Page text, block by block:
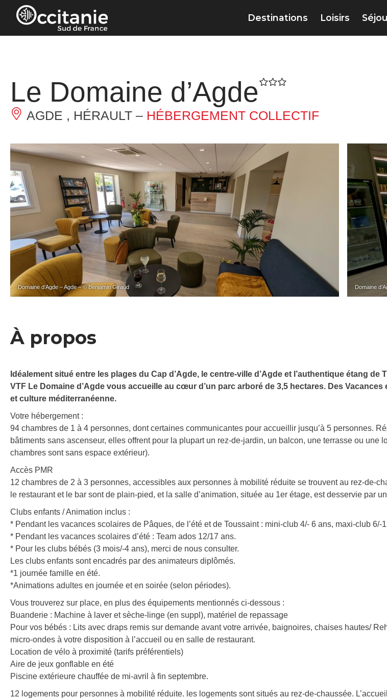
Panneau de gestion des cookies
Destinations Loisirs
Le Domaine d’Agde
AGDE , HÉRAULT – HÉBERGEMENT COLLECTIF
Domaine d’Agde – Agde – © Benjamin Giraud Domaine
À propos
Idéalement situé entre les plages du Cap d’Agde, le centre-ville d’Agde et l’authentique étang de
VTF Le Domaine d’Agde vous accueille au cœur d’un parc arboré de 3,5 hectares. Des Vacances
et culture méditerranéenne.
Votre hébergement :
94 chambres de 1 à 4 personnes, dont certaines communicantes pour accueillir jusqu’à 5 personnes.
bâtiments sans ascenseur, elles offrent pour la plupart un rez-de-jardin, un balcon, une terrasse ou une
chambres sont sans espace extérieur).
Accès PMR
12 chambres de 2 à 3 personnes, accessibles aux personnes à mobilité réduite se trouvent au rez-de-
le restaurant et le bar sont de plain-pied, et la salle d’animation, située au 1er étage, est desservie par
Clubs enfants / Animation inclus :
* Pendant les vacances scolaires de Pâques, de l’été et de Toussaint : mini-club 4/- 6 ans, maxi-club 6/-
* Pendant les vacances scolaires d’été : Team ados 12/17 ans.
* Pour les clubs bébés (3 mois/-4 ans), merci de nous consulter.
Les clubs enfants sont encadrés par des animateurs diplômés.
*1 journée famille en été.
*Animations adultes en journée et en soirée (selon périodes).
Vous trouverez sur place, en plus des équipements mentionnés ci-dessous :
Buanderie : Machine à laver et sèche-linge (en suppl), matériel de repassage
Pour vos bébés : Lits avec draps remis sur demande avant votre arrivée, baignoires, chaises hautes/
micro-ondes à votre disposition à l’accueil ou en salle de restaurant.
Location de vélo à proximité (tarifs préférentiels)
Aire de jeux gonflable en été
Piscine extérieure chauffée de mi-avril à fin septembre.
12 logements pour personnes à mobilité réduite. les logements sont situés au rez-de-chaussée.